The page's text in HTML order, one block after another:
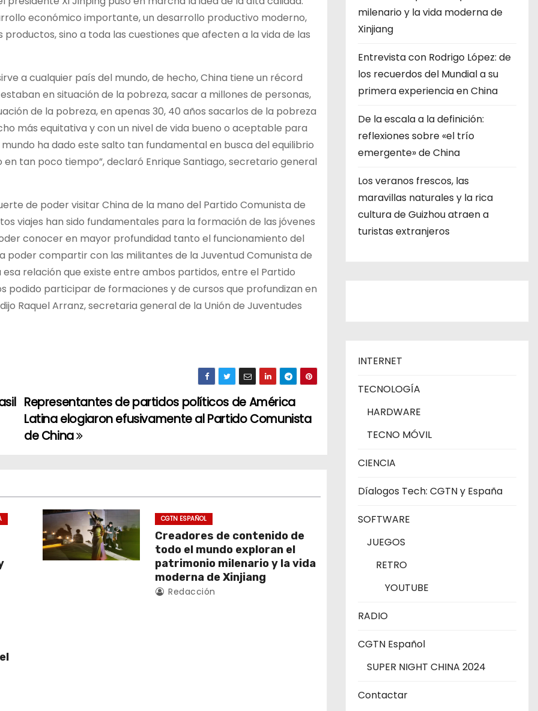
económico importante, un desarrollo productivo moderno,
sino a toda las cuestiones que afecten a la vida de las
a cualquier país del mundo, de hecho, China tiene un récord
en situación de la pobreza, sacar a millones de personas,
de la pobreza, en apenas 30, 40 años sacarlos de la pobreza
más equitativa y con un nivel de vida bueno o aceptable para
ha dado este salto tan fundamental en busca del equilibrio
tan poco tiempo”, declaró Enrique Santiago, secretario general
de poder visitar China de la mano del Partido Comunista de
viajes han sido fundamentales para la formación de las jóvenes
conocer en mayor profundidad tanto el funcionamiento del
poder compartir con las militantes de la Juventud Comunista de
relación que existe entre ambos partidos, entre el Partido
podido participar de formaciones y de cursos que profundizan en
Raquel Arranz, secretaria general de la Unión de Juventudes
Representantes de partidos políticos de América
Latina elogiaron efusivamente al Partido Comunista
de China
CGTN ESPAÑOL
Creadores de contenido de
todo el mundo exploran el
patrimonio milenario y la vida
moderna de Xinjiang
Redacción
milenario y la vida moderna de
Xinjiang
Entrevista con Rodrigo López: de
los recuerdos del Mundial a su
primera experiencia en China
De la escala a la definición:
reflexiones sobre «el trío
emergente» de China
Los veranos frescos, las
maravillas naturales y la rica
cultura de Guizhou atraen a
turistas extranjeros
INTERNET
TECNOLOGÍA
HARDWARE
TECNO MÓVIL
CIENCIA
Díalogos Tech: CGTN y España
SOFTWARE
JUEGOS
RETRO
YOUTUBE
RADIO
CGTN Español
SUPER NIGHT CHINA 2024
Contactar